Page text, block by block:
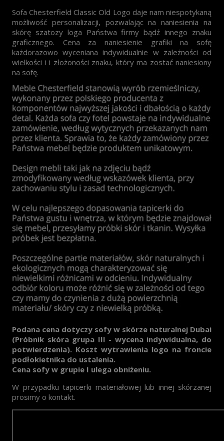
Sofa Chesterfield Classic Old Logo daje nam niespotykaną
możliwość personalizacji, pozwalając na naniesienia na
skórę szatozy loga Państwa firmy bądź innego znaku
graficznego. Cena za naniesienie grafiki na sofę
każdorazowo wyceniana indywidualnie w zależności od
wielkości i i złożoności znaku, który ma zostać naniesiony
na sofę.
Podana cena dotyczy sofy w skórze naturalnej Dubai
(Próbnik skóra grupa III - wycena indywidualna, do
potwierdzenia). Koszt wytrawienia logo na froncie
podłokietnika do ustalenia.
Cena sofy w grupie I ulega obniżeniu.
W przypadku tapicerki materiałowej lub innej skórzanej
prosimy o kontakt.